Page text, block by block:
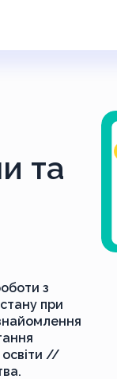
та
з
при
освіти //